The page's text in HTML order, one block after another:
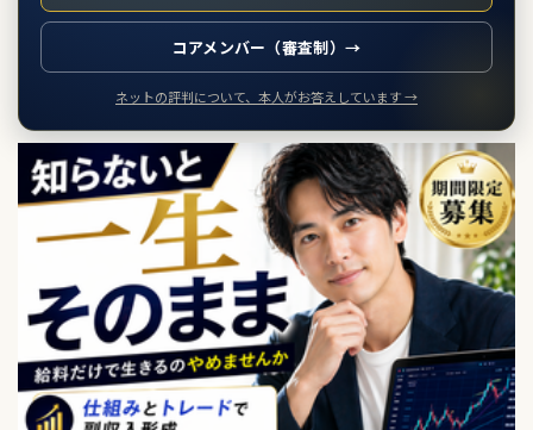
コアメンバー（審査制）→
ネットの評判について、本人がお答えしています →